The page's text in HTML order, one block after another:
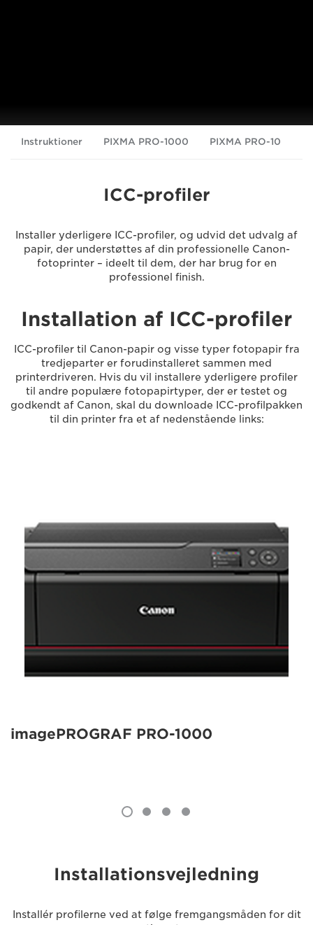
Instruktioner PIXMA PRO-1000 PIXMA PRO-10
ICC-profiler
Installer yderligere ICC-profiler, og udvid det udvalg af
papir, der understøttes af din professionelle Canon-
fotoprinter – ideelt til dem, der har brug for en
professionel finish.
Installation af ICC-profiler
ICC-profiler til Canon-papir og visse typer fotopapir fra
tredjeparter er forudinstalleret sammen med
printerdriveren. Hvis du vil installere yderligere profiler
til andre populære fotopapirtyper, der er testet og
godkendt af Canon, skal du downloade ICC-profilpakken
til din printer fra et af nedenstående links:
imagePROGRAF PRO-1000
Installationsvejledning
Installér profilerne ved at følge fremgangsmåden for dit